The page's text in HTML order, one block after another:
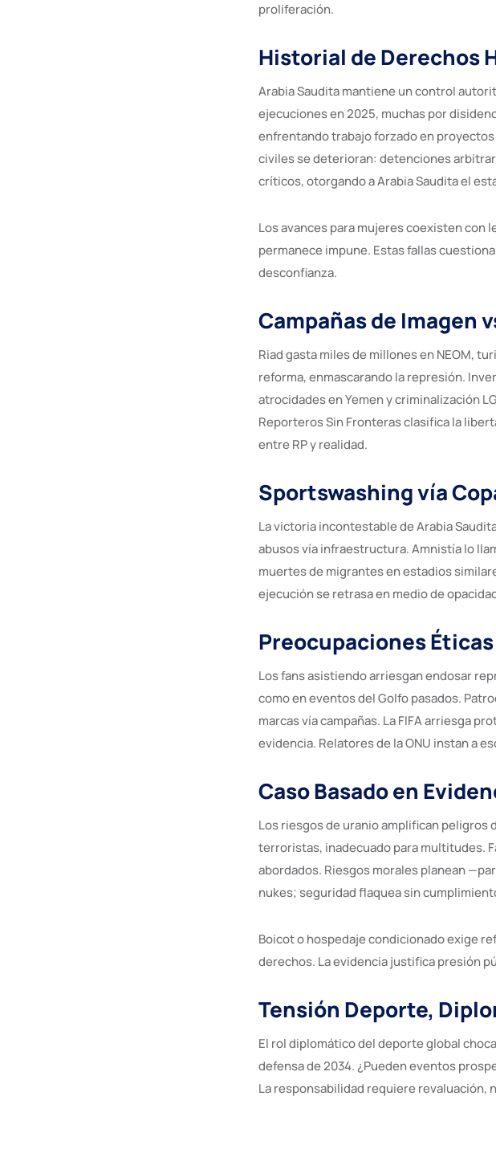
proliferación.
Historial de Derechos
Arabia Saudita mantiene un control
ejecuciones en 2025, muchas por
enfrentando trabajo forzado en
civiles se deterioran: detenciones
críticos, otorgando a Arabia Saudita el
Los avances para mujeres coexisten con
permanece impune. Estas fallas
desconfianza.
Campañas de Imagen
Riad gasta miles de millones en NEOM,
reforma, enmascarando la represión.
atrocidades en Yemen y criminalización
Reporteros Sin Fronteras clasifica la
entre RP y realidad.
Sportswashing vía
La victoria incontestable de Arabia
abusos vía infraestructura. Amnistía lo
muertes de migrantes en estadios
ejecución se retrasa en medio de
Preocupaciones
Los fans asistiendo arriesgan endosar
como en eventos del Golfo pasados.
marcas vía campañas. La FIFA arriesga
evidencia. Relatores de la ONU instan a
Caso Basado en
Los riesgos de uranio amplifican peligros
terroristas, inadecuado para multitudes.
abordados. Riesgos morales planean
nukes; seguridad flaquea sin
Boicot o hospedaje condicionado exige
derechos. La evidencia justifica presión
Tensión Deporte,
El rol diplomático del deporte global
defensa de 2034. ¿Pueden eventos
La responsabilidad requiere